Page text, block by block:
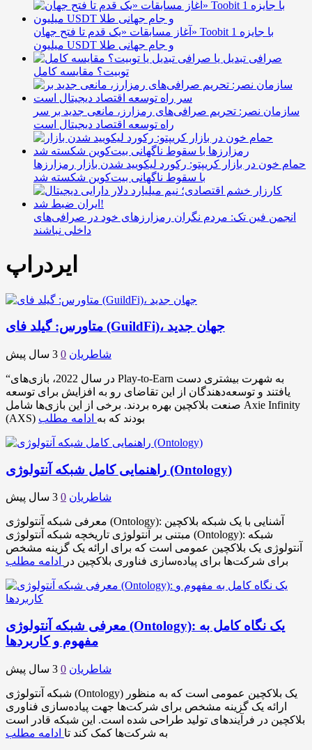
آغاز مسابقات «یک قدم تا فتح جهان» Toobit با جایزه 1
میلیون USDT و جام جهانی طلا
صرافی تبدیل یا
توبیت؟ مقایسه کامل
سازمان نصر: تحریم صرافی‌های رمزارز، مانعی جدید بر سر
راه توسعه اقتصاد دیجیتال است
حمام خون در بازار کریپتو: رکورد لیکویید شدن بازار رمزارزها
با سقوط ناگهانی بیت‌کوین شکسته شد
انجمن فین تک: مردم نگران رمزارزهای خود در صرافی‌های
داخلی نباشند
ایردراپ
متاورس: گیلد فای (GuildFi)، جهان جدید
شاطریان 0 3 سال پیش
“در سال 2022، بازی‌های Play-to-Earn به شهرت بیشتری دست
یافتند و توسعه‌دهندگان از این تقاضای رو به افزایش برای توسعه
صنعت بلاکچین بهره بردند. برخی از این بازی‌ها شامل Axie Infinity
(AXS) بودند که به ادامه مطلب
راهنمایی کامل شبکه آنتولوژی (Ontology)
شاطریان 0 3 سال پیش
معرفی شبکه آنتولوژی (Ontology): آشنایی با یک شبکه بلاکچین
مبتنی بر آنتولوژی تاریخچه شبکه آنتولوژی (Ontology): شبکه
آنتولوژی یک بلاکچین عمومی است که برای ارائه یک گزینه مشخص
برای شرکت‌ها برای پیاده‌سازی فناوری بلاکچین در
ادامه مطلب
معرفی شبکه آنتولوژی (Ontology): یک نگاه کامل به
مفهوم و کاربردها
شاطریان 0 3 سال پیش
شبکه آنتولوژی (Ontology) یک بلاکچین عمومی است که به منظور
ارائه یک گزینه مشخص برای شرکت‌ها جهت پیاده‌سازی فناوری
بلاکچین در فرآیندهای تولید طراحی شده است. این شبکه قادر است
به شرکت‌ها کمک کند تا ادامه مطلب